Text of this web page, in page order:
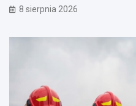
8 sierpnia 2026